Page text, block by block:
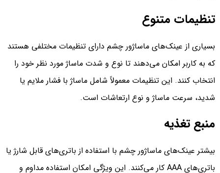
تنظیمات متنوع
بسیاری از عینک‌های ماساژور چشم دارای تنظیمات مختلفی هستند
که به کاربر امکان می‌دهند تا نوع و شدت ماساژ مورد نظر خود را
انتخاب کنند. این تنظیمات معمولاً شامل ماساژ با فشار ملایم یا
شدید، سرعت ماساژ و نوع ارتعاشات است.
منبع تغذیه
بیشتر عینک‌های ماساژور چشم با استفاده از باتری‌های قابل شارژ یا
باتری‌های AAA کار می‌کنند. این ویژگی امکان استفاده مداوم و